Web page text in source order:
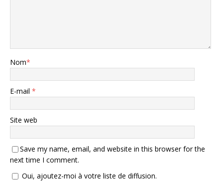
Nom*
E-mail *
Site web
Save my name, email, and website in this browser for the
next time I comment.
Oui, ajoutez-moi à votre liste de diffusion.